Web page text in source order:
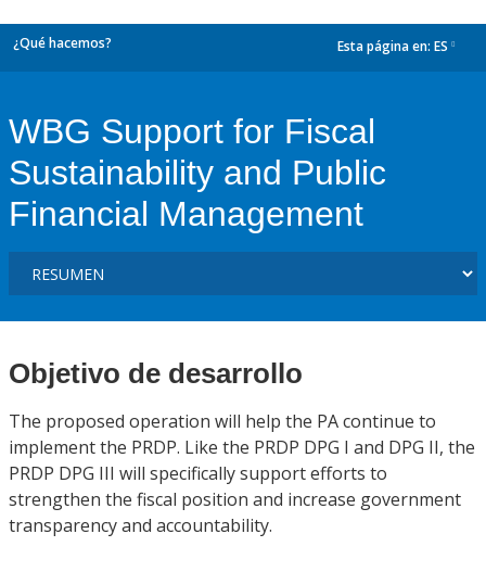
¿Qué hacemos? Esta página en: ES
WBG Support for Fiscal
Sustainability and Public
Financial Management
Objetivo de desarrollo
The proposed operation will help the PA continue to
implement the PRDP. Like the PRDP DPG I and DPG II, the
PRDP DPG III will specifically support efforts to
strengthen the fiscal position and increase government
transparency and accountability.